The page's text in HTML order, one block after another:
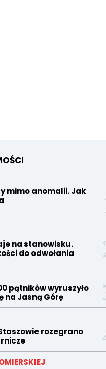
mimo anomalii. Jak
na stanowisku.
do odwołania
pątników wyruszyło
na Jasną Górę
rozegrano